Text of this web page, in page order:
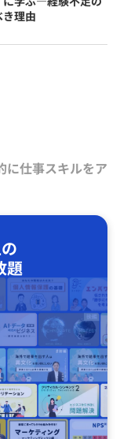
理由
に仕事スキルをア
題